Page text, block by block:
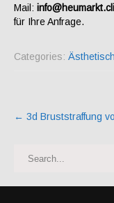
Mail:
für Ihre Anfrage.
Categories:
Post
← 3d Bruststraffung